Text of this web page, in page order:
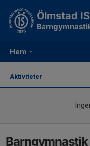
Hem
Ölmstad IS
Aktiviteter